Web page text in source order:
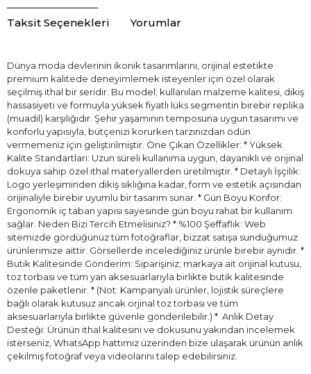
Taksit Seçenekleri Yorumlar
Dünya moda devlerinin ikonik tasarımlarını, orijinal estetikte
premium kalitede deneyimlemek isteyenler için özel olarak
seçilmiş ithal bir seridir. Bu model; kullanılan malzeme kalitesi, dikiş
hassasiyeti ve formuyla yüksek fiyatlı lüks segmentin birebir replika
(muadil) karşılığıdır. Şehir yaşamının temposuna uygun tasarımı ve
konforlu yapısıyla, bütçenizi korurken tarzınızdan ödün
vermemeniz için geliştirilmiştir. Öne Çıkan Özellikler: * Yüksek
Kalite Standartları: Uzun süreli kullanıma uygun, dayanıklı ve orijinal
dokuya sahip özel ithal materyallerden üretilmiştir. * Detaylı İşçilik:
Logo yerleşiminden dikiş sıklığına kadar, form ve estetik açısından
orijinaliyle birebir uyumlu bir tasarım sunar. * Gün Boyu Konfor:
Ergonomik iç taban yapısı sayesinde gün boyu rahat bir kullanım
sağlar. Neden Bizi Tercih Etmelisiniz? * %100 Şeffaflık: Web
sitemizde gördüğünüz tüm fotoğraflar, bizzat satışa sunduğumuz
ürünlerimize aittir. Görsellerde incelediğiniz ürünle birebir aynıdır. *
Butik Kalitesinde Gönderim: Siparişiniz; markaya ait orijinal kutusu,
toz torbası ve tüm yan aksesuarlarıyla birlikte butik kalitesinde
özenle paketlenir. * (Not: Kampanyalı ürünler, lojistik süreçlere
bağlı olarak kutusuz ancak orjinal toz torbası ve tüm
aksesuarlarıyla birlikte güvenle gönderilebilir.) * ⁠ Anlık Detay
Desteği: Ürünün ithal kalitesini ve dokusunu yakından incelemek
isterseniz, WhatsApp hattımız üzerinden bize ulaşarak ürünün anlık
çekilmiş fotoğraf veya videolarını talep edebilirsiniz.